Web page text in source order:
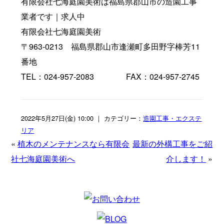
業者です｜求人中
有限会社七海庭園美術
〒963-0213 福島県郡山市逢瀬町多田野字棒芳11
番地
TEL：024-957-2083 FAX：024-957-2745
2022年5月27日(金) 10:00 ｜ カテゴリー：造園工事・エクステ
リア
«植木のメンテナンスなら有限会
社七海庭園美術へ
最新の外構工事をご紹
介します！ »